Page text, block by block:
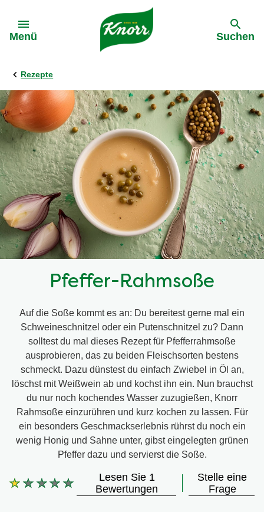
Menü Suchen
Rezepte
Pfeffer-Rahmsoße
Auf die Soße kommt es an: Du bereitest gerne mal ein
Schweineschnitzel oder ein Putenschnitzel zu? Dann
solltest du mal dieses Rezept für Pfefferrahmsoße
ausprobieren, das zu beiden Fleischsorten bestens
schmeckt. Dazu dünstest du einfach Zwiebel in Öl an,
löschst mit Weißwein ab und kochst ihn ein. Nun brauchst
du nur noch kochendes Wasser zuzugießen, Knorr
Rahmsoße einzurühren und kurz kochen zu lassen. Für
ein besonders Geschmackserlebnis rührst du noch ein
wenig Honig und Sahne unter, gibst eingelegten grünen
Pfeffer dazu und servierst die Soße.
Die
Lesen Sie 1
Bewertungen
Stelle eine
Frage